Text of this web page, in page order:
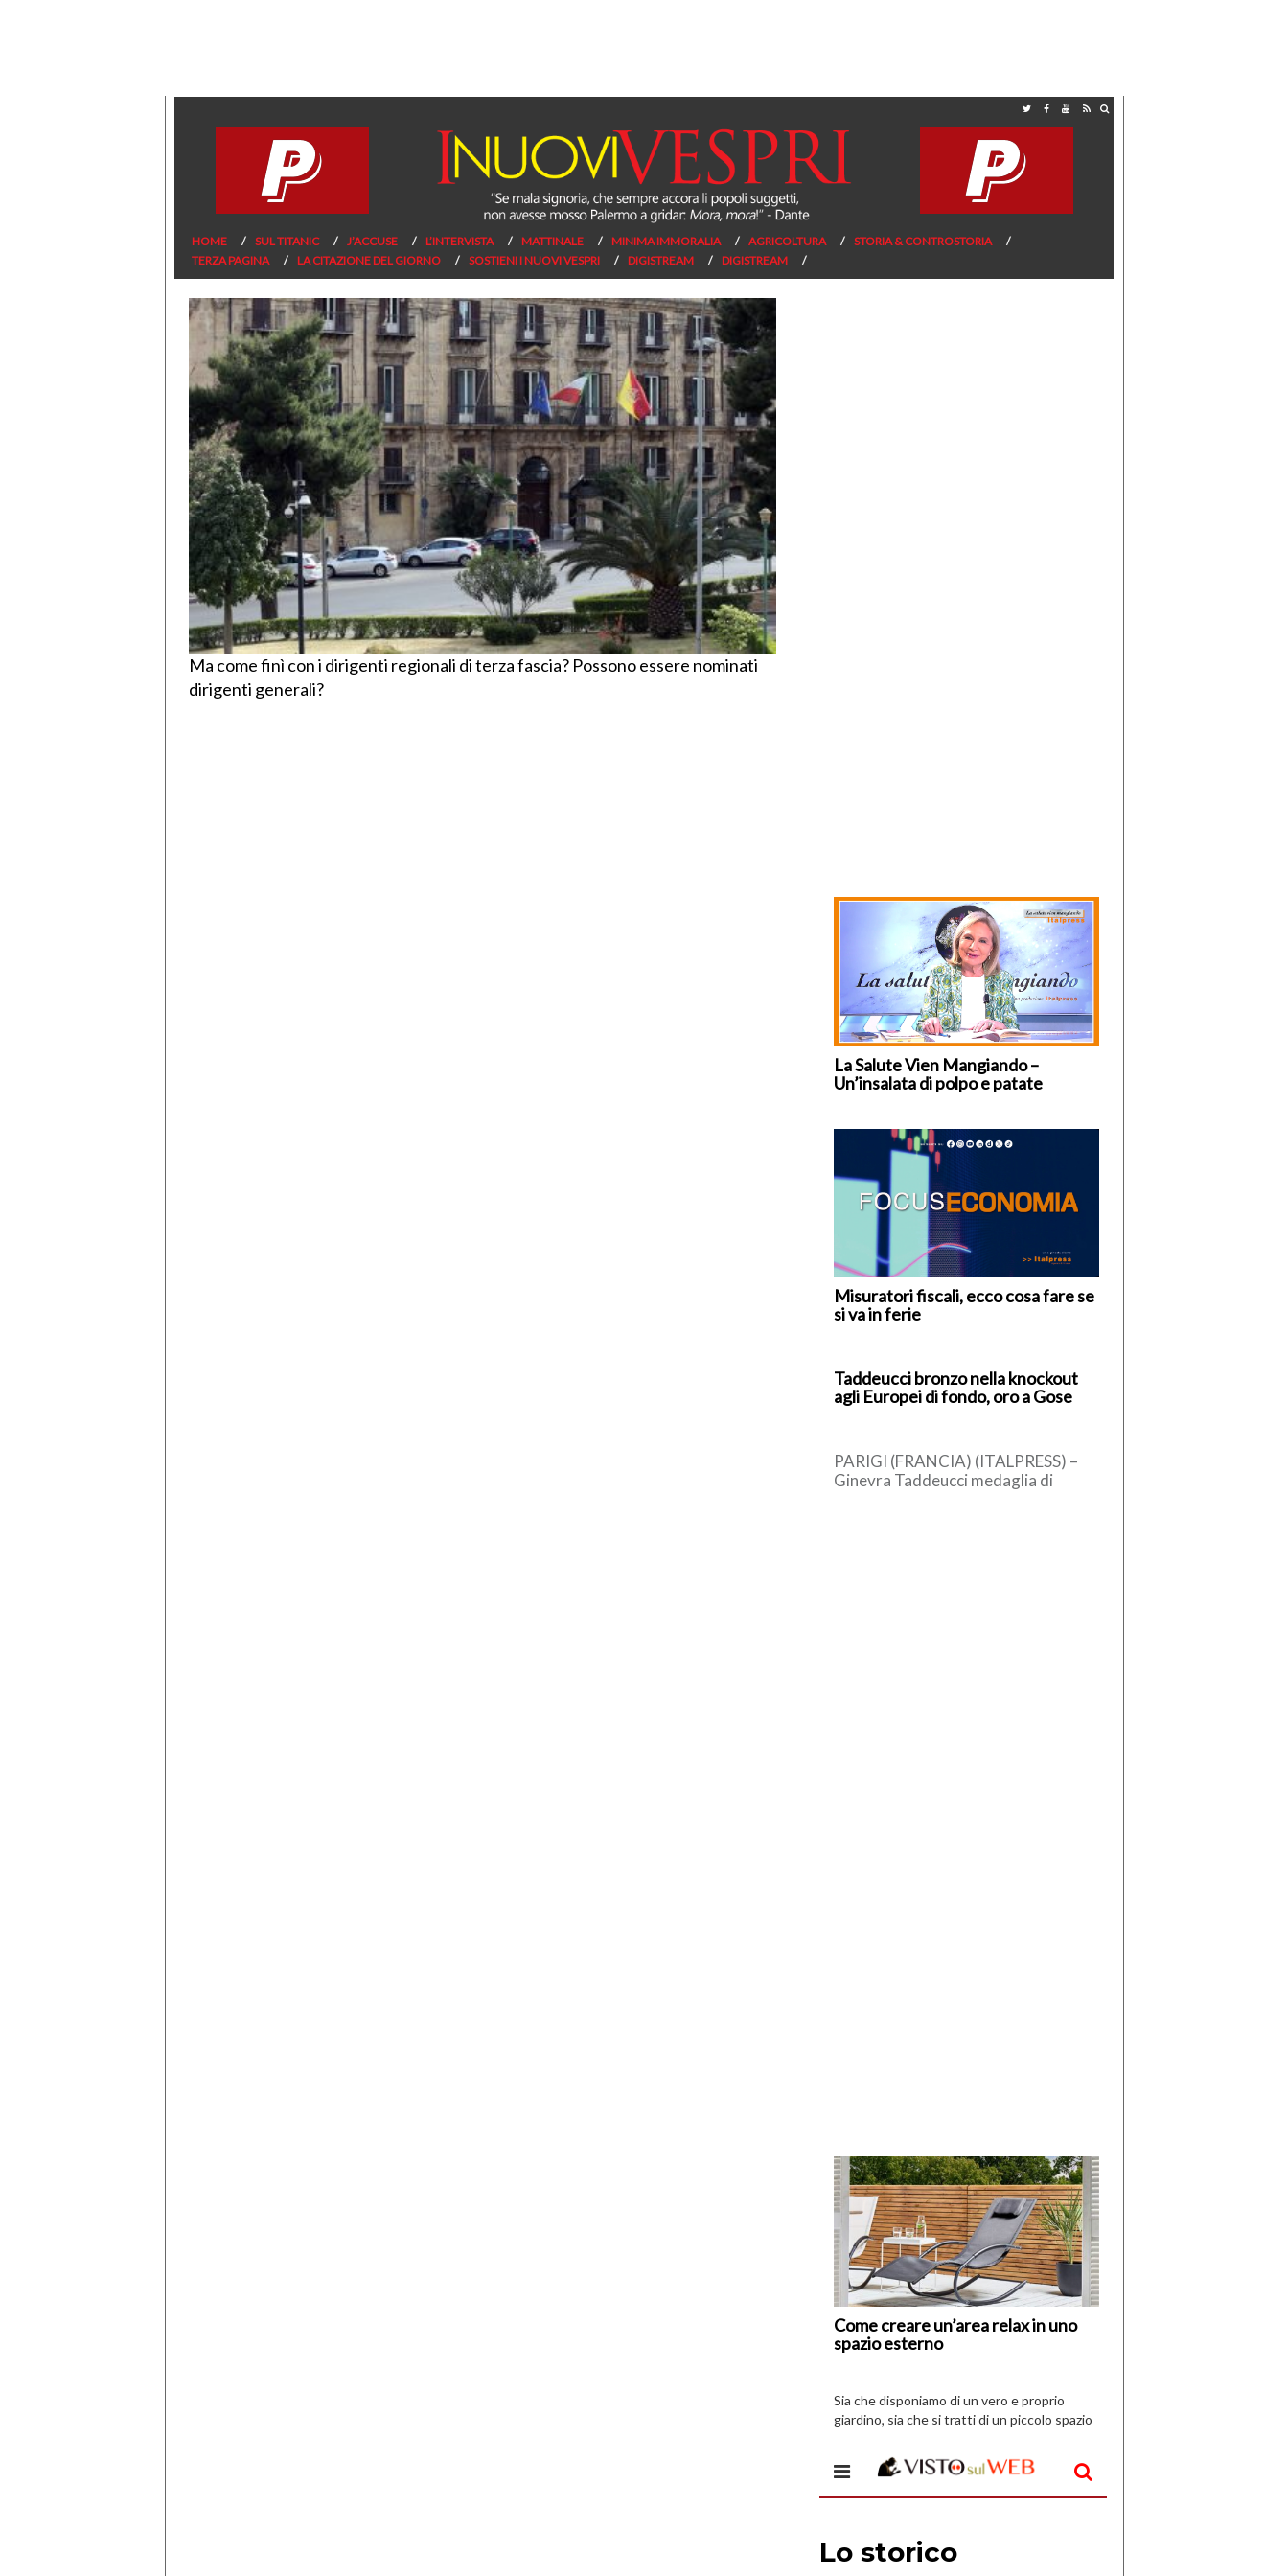
HOME SUL TITANIC J’ACCUSE L’INTERVISTA MATTINALE MINIMA IMMORALIA AGRICOLTURA
STORIA & CONTROSTORIA
TERZA PAGINA
LA CITAZIONE DEL GIORNO SOSTIENI I NUOVI VESPRI DIGISTREAM DIGISTREAM
Ma come finì con i dirigenti regionali di terza fascia? Possono essere nominati
dirigenti generali?
La Salute Vien Mangiando –
Un’insalata di polpo e patate
Misuratori fiscali, ecco cosa fare se
si va in ferie
Taddeucci bronzo nella knockout
agli Europei di fondo, oro a Gose
PARIGI (FRANCIA) (ITALPRESS) –
Ginevra Taddeucci medaglia di
Come creare un’area relax in uno
spazio esterno
di
I
Vespri
Sia che disponiamo di un vero e proprio
giardino, sia che si tratti di un piccolo spazio